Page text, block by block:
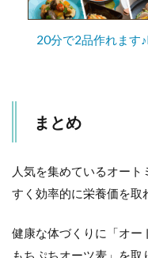
20分で2品作れます
まとめ
人気を集めているオー
すく効率的に栄養価を取
健康な体づくりに「オー
もちぷちオーツ麦」を取